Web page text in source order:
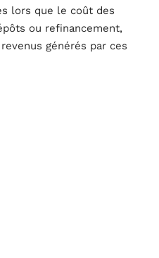
lors que le coût des
ou refinancement,
générés par ces